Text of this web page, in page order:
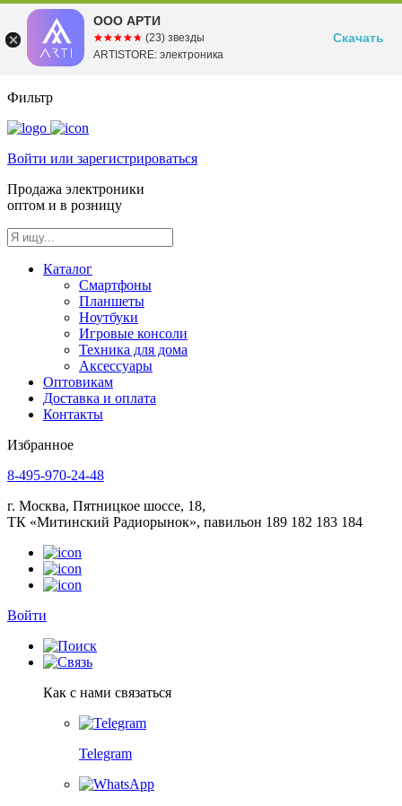
Фильтр
Войти или зарегистрироваться
Продажа электроники
оптом и в розницу
Каталог
Смартфоны
Планшеты
Ноутбуки
Игровые консоли
Техника для дома
Аксессуары
Оптовикам
Доставка и оплата
Контакты
Избранное
8-495-970-24-48
г. Москва, Пятницкое шоссе, 18,
ТК «Митинский Радиорынок», павильон 189 182 183 184
Войти
Как с нами связаться
Telegram
ООО АРТИ
☆☆☆☆☆
★★★★★ (23) звезды
ARTISTORE: электроника
Скачать